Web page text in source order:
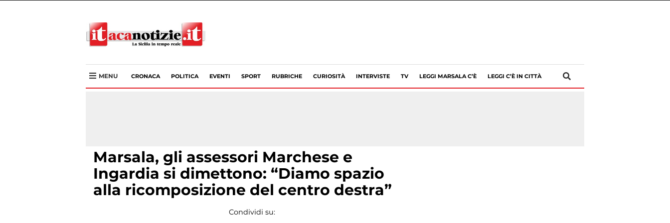
MENU CRONACA POLITICA EVENTI SPORT RUBRICHE CURIOSITÀ INTERVISTE TV LEGGI MARSALA C’È LEGGI C’È IN CITTÀ
Marsala, gli assessori Marchese e
Ingardia si dimettono: “Diamo spazio
alla ricomposizione del centro destra”
Condividi su: